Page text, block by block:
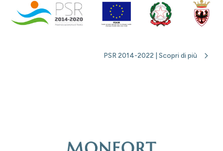
PSR 2014-2022 | Scopri di più